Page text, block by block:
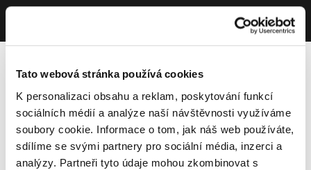
Tato webová stránka používá cookies
K personalizaci obsahu a reklam, poskytování funkcí
sociálních médií a analýze naší návštěvnosti využíváme
soubory cookie. Informace o tom, jak náš web používáte,
sdílíme se svými partnery pro sociální média, inzerci a
analýzy. Partneři tyto údaje mohou zkombinovat s